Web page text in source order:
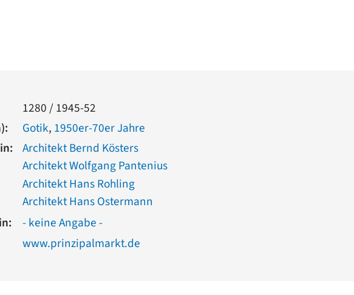
1280 / 1945-52
Gotik, 1950er-70er Jahre
Architekt Bernd Kösters
Architekt Wolfgang Pantenius
Architekt Hans Rohling
Architekt Hans Ostermann
- keine Angabe -
www.prinzipalmarkt.de